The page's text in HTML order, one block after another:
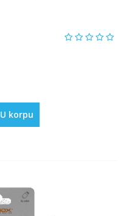
U korpu